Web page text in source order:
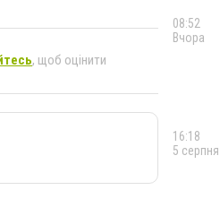
, щоб оцінити
08:52
Вчора
16:18
5 серпня